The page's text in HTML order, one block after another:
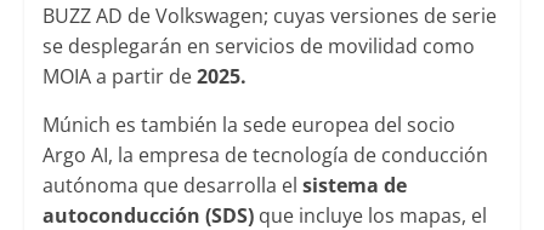
BUZZ AD de Volkswagen; cuyas versiones de serie
se desplegarán en servicios de movilidad como
MOIA a partir de2025.
Múnich es también la sede europea del socio
Argo AI, la empresa de tecnología de conducción
autónoma que desarrolla el sistema de
autoconducción (SDS)que incluye los mapas, el